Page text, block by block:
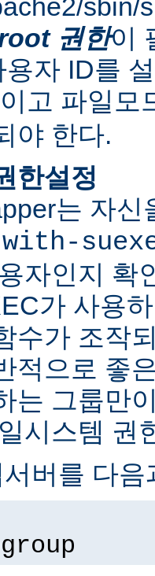
sbin/
권한이
자 ID를
이고 파일모
야 한다.
한설정
는 자신
자인지 확
가 사용
수가 조작
적으로 좋
는 그룹만
시스템 권
버를 다